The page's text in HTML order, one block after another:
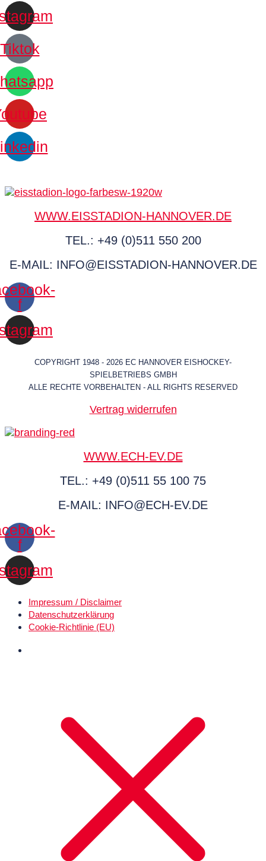
Tiktok
WWW.EISSTADION-HANNOVER.DE
TEL.: +49 (0)511 550 200
E-MAIL: INFO@EISSTADION-HANNOVER.DE
f
COPYRIGHT 1948 - 2026 EC HANNOVER EISHOCKEY-
SPIELBETRIEBS GMBH
ALLE RECHTE VORBEHALTEN - ALL RIGHTS RESERVED
Vertrag widerrufen
WWW.ECH-EV.DE
TEL.: +49 (0)511 55 100 75
E-MAIL: INFO@ECH-EV.DE
f
Impressum / Disclaimer
Datenschutz­erklärung
Cookie-Richtlinie (EU)